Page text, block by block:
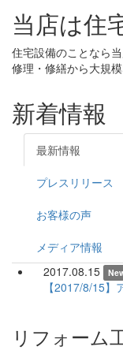
当店は住
住宅設備のことなら
修理・修繕から大規
新着情報
最新情報
プレスリリース
お客様の声
メディア情報
2017.08.15
【2017/8/15
リフォーム